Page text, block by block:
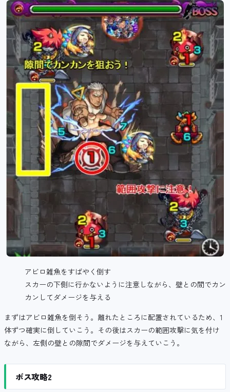
アビロ雑魚をすばやく倒す
スカーの下側に行かないように注意しながら、壁との間でカン
カンしてダメージを与える
まずはアビロ雑魚を倒そう。離れたところに配置されているため、1
体ずつ確実に倒していこう。その後はスカーの範囲攻撃に気を付け
ながら、左側の壁との隙間でダメージを与えていこう。
ボス攻略2